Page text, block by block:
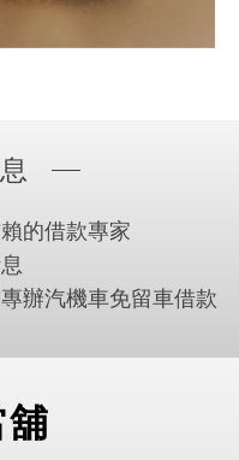
的借款專家
辦汽機車免留車借款